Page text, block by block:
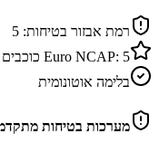
רמת אבזור בטיחות: 5
Euro NCAP: 5
כוכבים
בלימה אוטונומית
מערכות בטיחות